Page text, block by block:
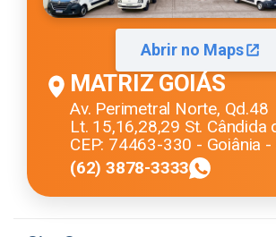
Abrir no Maps
MATRIZ GOIÁS
Av. Perimetral Norte, Qd.48
Lt. 15,16,28,29 St. Cândida
CEP: 74463-330 - Goiânia -
(62) 3878-3333